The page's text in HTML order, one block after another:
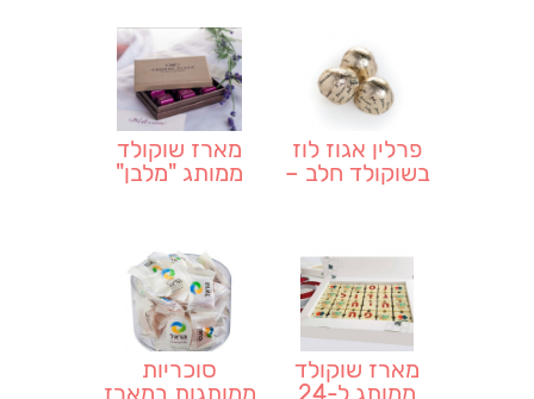
פרלין אגוז לוז
בשוקולד חלב –
מארז שוקולד
ממותג "מלבן"
מארז שוקולד
ממותג ל-24
סוכריות
ממותגות במארז